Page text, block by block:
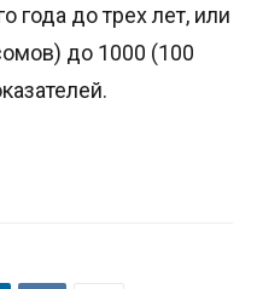
года до трех лет, или
до 1000 (100